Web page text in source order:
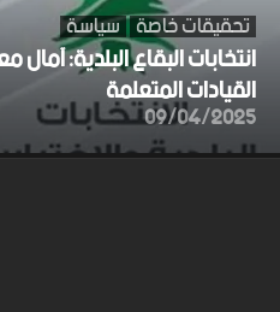
تحقيقات خاصة سياسة
انتخابات البقاع البلدية:
القيادات المتعلمة
09/04/2025